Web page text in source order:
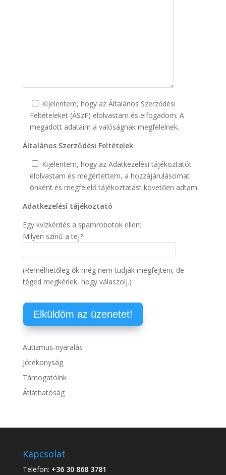
Kijelentem, hogy az Általános Szerződési
Feltételeket (ÁSzF) elolvastam és elfogadom. A
megadott adataim a valóságnak megfelelnek.
Általános Szerződési Feltételek
Kijelentem, hogy az Adatkezelési tájékoztatót
elolvastam és megértettem, a hozzájárulásomat
önként és megfelelő tájékoztatást követően adtam.
Adatkezelési tájékoztató
Egy kvízkérdés a spamrobotok ellen:
Milyen színű a tej?
(Remélhetőleg ők még nem tudják megfejteni, de
téged megkérlek, hogy válaszolj.)
Autizmus-nyaralás
Jótékonyság
Támogatóink
Átláthatóság
Kapcsolat
Telefon: +36 30 868 3781